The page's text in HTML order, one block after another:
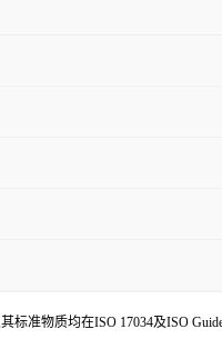
标准物质均在ISO 17034及ISO